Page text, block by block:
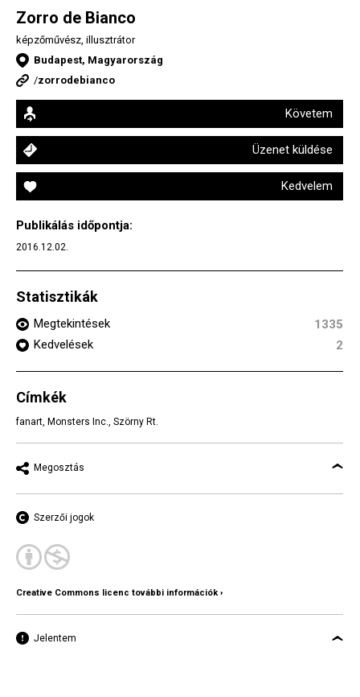
Zorro de Bianco
képzőművész, illusztrátor
Budapest, Magyarország
/zorrodebianco
Követem
Üzenet küldése
Kedvelem
Publikálás időpontja:
2016.12.02.
Statisztikák
Megtekintések
1335
Kedvelések
2
Címkék
fanart Monsters Inc. Szörny Rt.
Megosztás
Szerzői jogok
Creative Commons licenc további információk ›
Jelentem